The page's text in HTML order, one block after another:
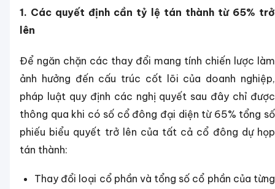
1. Các quyết định cần tỷ lệ tán thành từ 65% trở
lên
Để ngăn chặn các thay đổi mang tính chiến lược làm
ảnh hưởng đến cấu trúc cốt lõi của doanh nghiệp,
pháp luật quy định các nghị quyết sau đây chỉ được
thông qua khi có số cổ đông đại diện từ 65% tổng số
phiếu biểu quyết trở lên của tất cả cổ đông dự họp
tán thành:
Thay đổi loại cổ phần và tổng số cổ phần của từng